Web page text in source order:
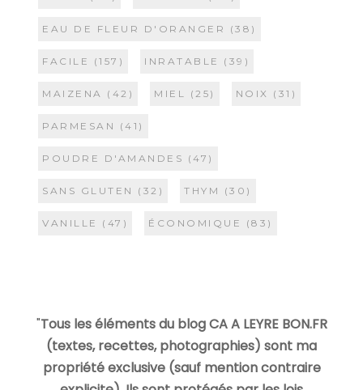
EAU DE FLEUR D'ORANGER (38)
FACILE (157) INRATABLE (39)
MAIZENA (42) MIEL (25) NOIX (31)
PARMESAN (41)
POUDRE D'AMANDES (47)
SANS GLUTEN (32) THYM (30)
VANILLE (47) ÉCONOMIQUE (83)
"Tous les éléments du blog CA A LEYRE BON.FR
(textes, recettes, photographies) sont ma
propriété exclusive (sauf mention contraire